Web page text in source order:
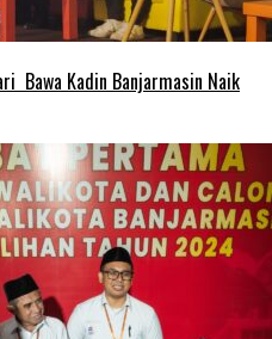
Bawa Kadin Banjarmasin Naik